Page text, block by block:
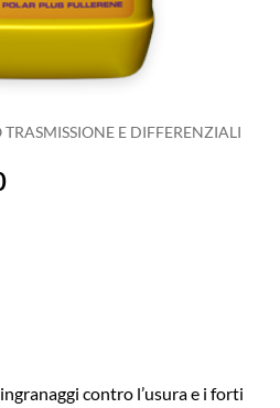
TRASMISSIONE E DIFFERENZIALI
contro l’usura e i forti